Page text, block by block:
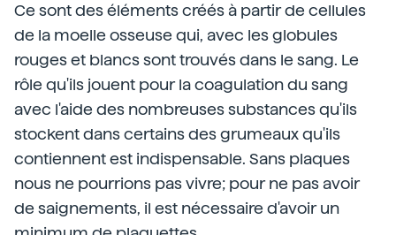
Ce sont des éléments créés à partir de cellules
de la moelle osseuse qui, avec les globules
rouges et blancs sont trouvés dans le sang. Le
rôle qu'ils jouent pour la coagulation du sang
avec l'aide des nombreuses substances qu'ils
stockent dans certains des grumeaux qu'ils
contiennent est indispensable. Sans plaques
nous ne pourrions pas vivre; pour ne pas avoir
de saignements, il est nécessaire d'avoir un